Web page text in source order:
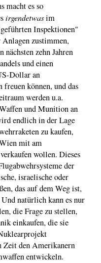
macht es so
irgendetwasim
Inspektionen"
zustimmen,
zehn Jahren
und einen
Dollar an
freuen können, und das
werden u.a.
und Munition an
endlich in der Lage
zu kaufen,
mit am
wollen. Dieses
der
israelische oder
das auf dem Weg ist,
natürlich kann es nur
die Frage zu stellen,
einkaufen, die sie
Zeit den Amerikanern
entwickeln.